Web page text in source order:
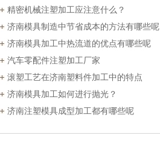
精密机械注塑加工应注意什么？
济南模具制造中节省成本的方法有哪些呢
济南模具加工中热流道的优点有哪些呢
汽车零配件注塑加工厂家
滚塑工艺在济南塑料件加工中的特点
济南模具加工如何进行抛光？
济南注塑模具成型加工都有哪些呢